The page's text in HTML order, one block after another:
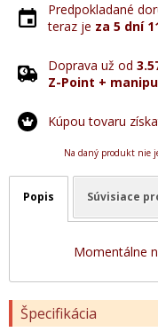
Predpokladané
teraz je za 5 dní
Doprava už od
Z-Point +
Kúpou tovaru
Na daný produkt nie
Popis Súvisiace
Momentálne
Špecifikácia